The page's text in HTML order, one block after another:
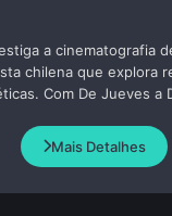
a cinematografia
chilena que explora
Com De Jueves a
Tuca analisa sua
sua contribuição como
Mais Detalhes